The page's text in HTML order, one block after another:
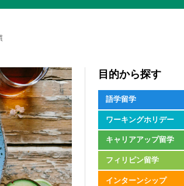
目的から探す
語学留学
ワーキングホリデー
キャリアアップ留学
フィリピン留学
インターンシップ